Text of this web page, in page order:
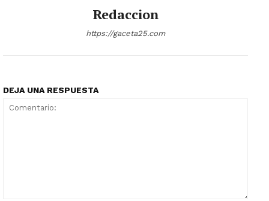
Redaccion
https://gaceta25.com
DEJA UNA RESPUESTA